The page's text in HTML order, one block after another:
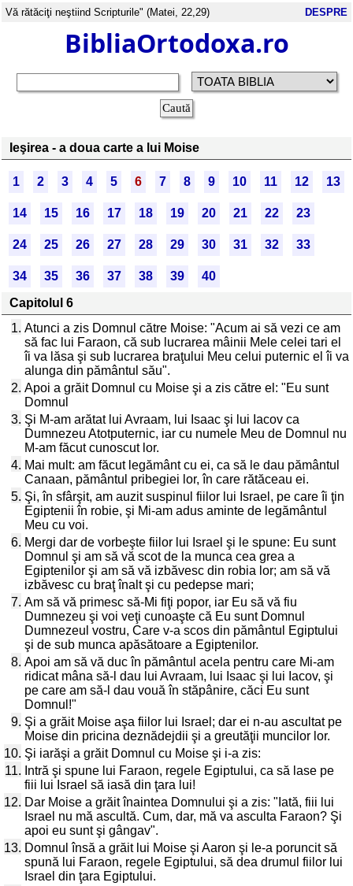
Vă rătăciţi neştiind Scripturile" (Matei, 22,29) DESPRE
BibliaOrtodoxa.ro
Ieşirea - a doua carte a lui Moise
1 2 3 4 5 6 7 8 9 10 11 12 13
14 15 16 17 18 19 20 21 22 23
24 25 26 27 28 29 30 31 32 33
34 35 36 37 38 39
40
Capitolul 6
1. Atunci a zis Domnul către Moise: "Acum ai să vezi ce am
să fac lui Faraon, că sub lucrarea mâinii Mele celei tari el
îi va lăsa şi sub lucrarea braţului Meu celui puternic el îi va
alunga din pământul său".
2. Apoi a grăit Domnul cu Moise şi a zis către el: "Eu sunt
Domnul
3. Şi M-am arătat lui Avraam, lui Isaac şi lui Iacov ca
Dumnezeu Atotputernic, iar cu numele Meu de Domnul nu
M-am făcut cunoscut lor.
4. Mai mult: am făcut legământ cu ei, ca să le dau pământul
Canaan, pământul pribegiei lor, în care rătăceau ei.
5. Şi, în sfârşit, am auzit suspinul fiilor lui Israel, pe care îi ţin
Egiptenii în robie, şi Mi-am adus aminte de legământul
Meu cu voi.
6. Mergi dar de vorbeşte fiilor lui Israel şi le spune: Eu sunt
Domnul şi am să vă scot de la munca cea grea a
Egiptenilor şi am să vă izbăvesc din robia lor; am să vă
izbăvesc cu braţ înalt şi cu pedepse mari;
7. Am să vă primesc să-Mi fiţi popor, iar Eu să vă fiu
Dumnezeu şi voi veţi cunoaşte că Eu sunt Domnul
Dumnezeul vostru, Care v-a scos din pământul Egiptului
şi de sub munca apăsătoare a Egiptenilor.
8. Apoi am să vă duc în pământul acela pentru care Mi-am
ridicat mâna să-l dau lui Avraam, lui Isaac şi lui Iacov, şi
pe care am să-l dau vouă în stăpânire, căci Eu sunt
Domnul!"
9. Şi a grăit Moise aşa fiilor lui Israel; dar ei n-au ascultat pe
Moise din pricina deznădejdii şi a greutăţii muncilor lor.
10. Şi iarăşi a grăit Domnul cu Moise şi i-a zis:
11. Intră şi spune lui Faraon, regele Egiptului, ca să lase pe
fiii lui Israel să iasă din ţara lui!
12. Dar Moise a grăit înaintea Domnului şi a zis: "Iată, fiii lui
Israel nu mă ascultă. Cum, dar, mă va asculta Faraon? Şi
apoi eu sunt şi gângav".
13. Domnul însă a grăit lui Moise şi Aaron şi le-a poruncit să
spună lui Faraon, regele Egiptului, să dea drumul fiilor lui
Israel din ţara Egiptului.